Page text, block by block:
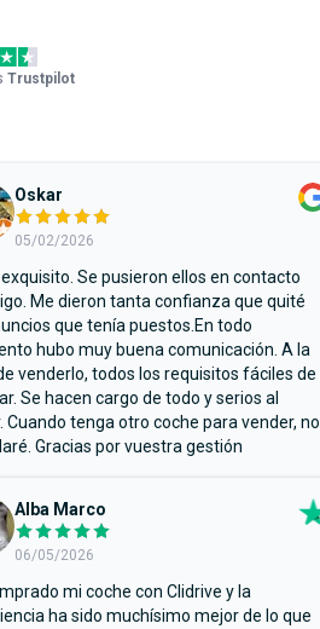
Trustpilot
Oskar
05/02/2026
Se pusieron ellos en contacto
Me dieron tanta confianza que quité
que tenía puestos.En todo
hubo muy buena comunicación. A la
venderlo, todos los requisitos fáciles de
Se hacen cargo de todo y serios al
Cuando tenga otro coche para vender, no
Gracias por vuestra gestión
Alba Marco
06/05/2026
mi coche con Clidrive y la
ha sido muchísimo mejor de lo que